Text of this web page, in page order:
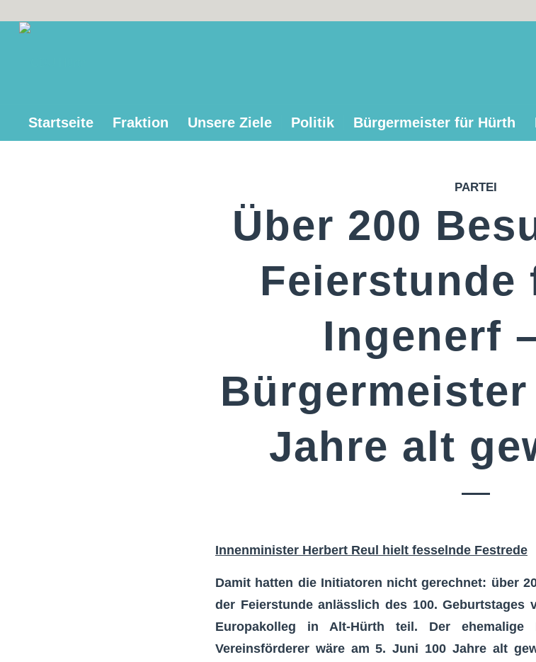
Startseite Fraktion Unsere Ziele Politik Bürgermeister für Hürth
PARTEI
Über 200
Feierstunde
Ingenerf
Bürgermeister
Jahre alt
Innenminister Herbert Reul hielt fesselnde Festrede
Damit hatten die Initiatoren nicht gerechnet: über
der Feierstunde anlässlich des 100. Geburtstages
Europakolleg in Alt-Hürth teil. Der ehemalige
Vereinsförderer wäre am 5. Juni 100 Jahre alt